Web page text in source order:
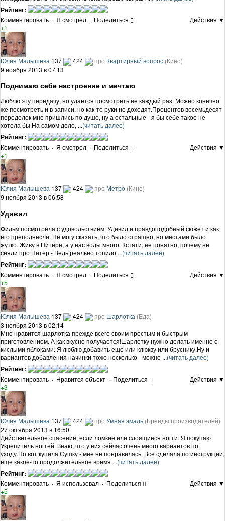
Рейтинг:
Комментировать · Я смотрел · Поделиться
Действия ▼
+1
Юлия Малышева 137 424 про Квартирный вопрос (Кино)
9 ноября 2013 в 07:13
Поднимаю себе настроение и мечтаю
Люблю эту передачу, но удается посмотреть не каждый раз. Можно конечно
же посмотреть и в записи, но как-то руки не доходят.Процентов восемьдесят
переделок мне пришлись по душе, ну а остальные - я бы себе такое не
хотела бы.На самом деле, ...(читать далее)
Рейтинг:
Комментировать · Я смотрел · Поделиться
Действия ▼
+1
Юлия Малышева 137 424 про Метро (Кино)
9 ноября 2013 в 06:58
Удивил
Фильм посмотрела с удовольствием. Удивил и правдоподобный сюжет и как
его преподнесли. Не могу сказать, что было страшно, но местами было
жутко. Живу в Питере, а у нас воды много. Кстати, не понятно, почему не
сняли про Питер - Ведь реально топило ...(читать далее)
Рейтинг:
Комментировать · Я смотрел · Поделиться
Действия ▼
+5
Юлия Малышева 137 424 про Шарлотка (Еда)
3 ноября 2013 в 02:14
Мне нравится шарлотка прежде всего своим простым и быстрым
приготовлением. А как вкусно получается!Шарлотку нужно делать именно с
кислыми яблоками. Я люблю добавить еще или клюкву или бруснику.Ну и
вариантов добавления начинки тоже несколько - можно ...(читать далее)
Рейтинг:
Комментировать · Нравится объект · Поделиться
Действия ▼
+3
Юлия Малышева 137 424 про Умная эмаль (Бренды производителей)
27 октября 2013 в 16:50
Действительное спасение, если ломкие или слоящиеся ногти. Я покупаю
Укрепитель ногтей. Знаю, что у них сейчас очень много вариантов по
уходу.Но вот купила Сушку - мне не понравилась. Все сделала по инструкции,
еще какое-то продолжительное время ...(читать далее)
Рейтинг:
Комментировать · Я использовал · Поделиться
Действия ▼
+5